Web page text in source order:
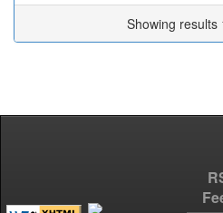
Showing results